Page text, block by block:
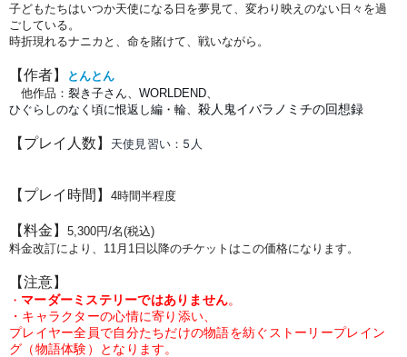
子どもたちはいつか天使になる日を夢見て、変わり映えのない日々を過
ごしている。
時折現れるナニカと、命を賭けて、戦いながら。
【作者】
とんとん
他作品： 裂き子さん、WORLDEND、
ひぐらしのなく頃に恨返し編・輪、 殺人鬼イバラノミチの回想録
【プレイ人数】 天使見習い：5 人
【プレイ時間】 4時間半程度
【料金】 5,300円/名(税込)
料金改訂により、11月1日以降のチケットはこの価格になります。
【注意】
・ マーダーミステリーではありません。
・キャラクターの心情に寄り添い、
プレイヤー全員で自分たちだけの物語を紡ぐストーリープレイン
グ（物語体験）となります。